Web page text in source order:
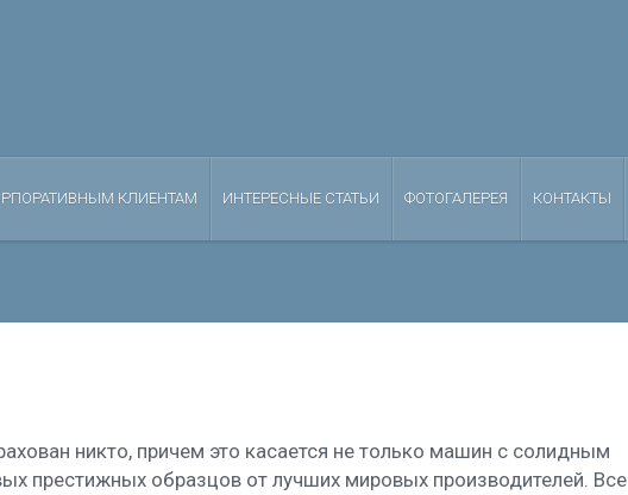
КЛИЕНТАМ ИНТЕРЕСНЫЕ СТАТЬИ ФОТОГАЛЕРЕЯ КОНТАКТЫ
никто, причем это касается не только машин с солидным
престижных образцов от лучших мировых производителей. Все